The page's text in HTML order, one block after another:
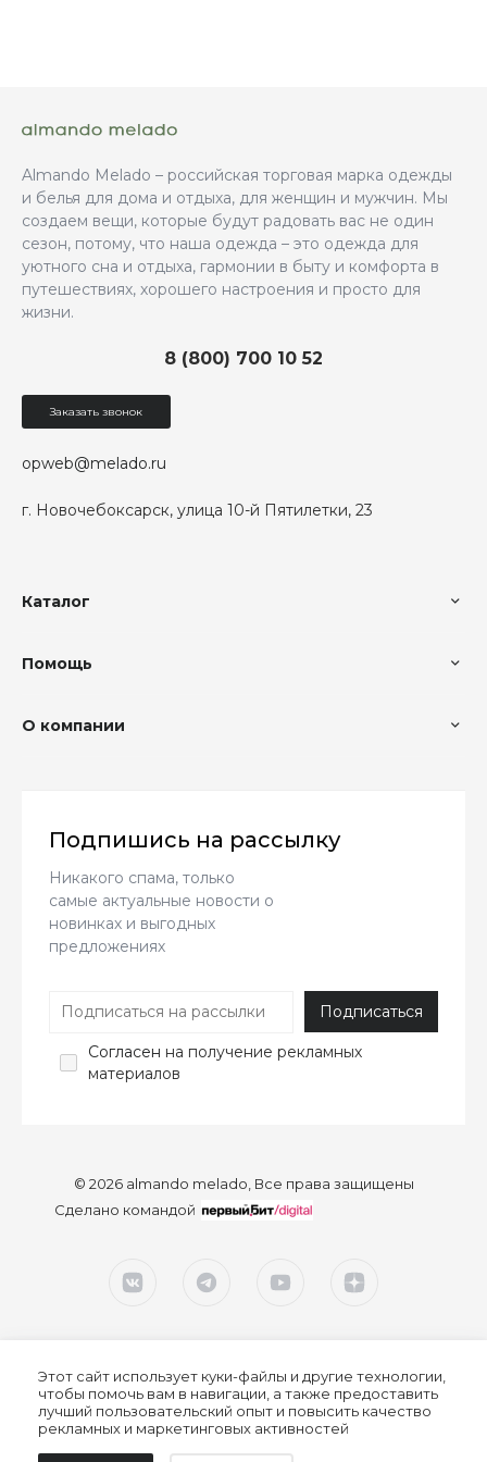
Almando Melado – российская торговая марка одежды
и белья для дома и отдыха, для женщин и мужчин. Мы
создаем вещи, которые будут радовать вас не один
сезон, потому, что наша одежда – это одежда для
уютного сна и отдыха, гармонии в быту и комфорта в
путешествиях, хорошего настроения и просто для
жизни.
г. Новочебоксарск, улица 10-й Пятилетки, 23
8 (800) 700 10 52
opweb@melado.ru
Заказать звонок
Каталог
Помощь
О компании
Подпишись на рассылку
Никакого спама, только
самые актуальные новости о
новинках и выгодных
предложениях
Согласен на получение рекламных
материалов
© 2026 almando melado, Все права защищены
Сделано командой
Этот сайт использует куки-файлы и другие технологии,
чтобы помочь вам в навигации, а также предоставить
лучший пользовательский опыт и повысить качество
рекламных и маркетинговых активностей